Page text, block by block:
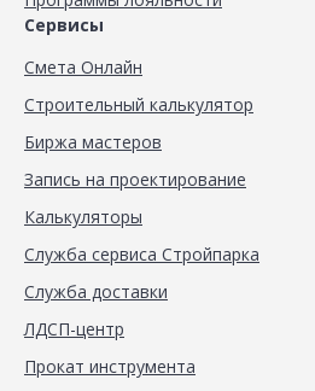
Сервисы
Смета Онлайн
Строительный калькулятор
Биржа мастеров
Запись на проектирование
Калькуляторы
Служба сервиса Стройпарка
Служба доставки
ЛДСП-центр
Прокат инструмента